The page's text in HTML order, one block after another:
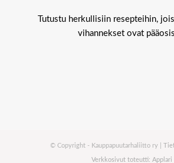
Tutustu herkullisiin resepteihin,
vihannekset ovat
© Copyright - Kauppapuutarhaliitto ry |
Verkkosivut toteutti: Applari